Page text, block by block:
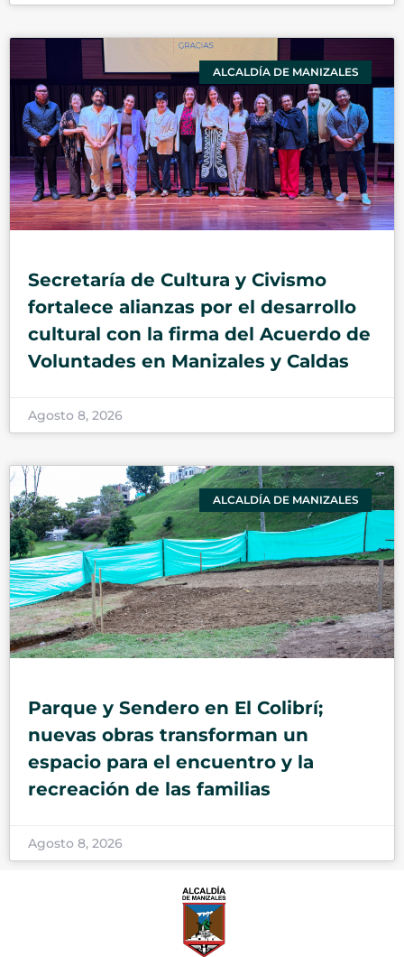
ALCALDÍA DE MANIZALES
Secretaría de Cultura y Civismo
fortalece alianzas por el desarrollo
cultural con la firma del Acuerdo de
Voluntades en Manizales y Caldas
Agosto 8, 2026
ALCALDÍA DE MANIZALES
Parque y Sendero en El Colibrí;
nuevas obras transforman un
espacio para el encuentro y la
recreación de las familias
Agosto 8, 2026